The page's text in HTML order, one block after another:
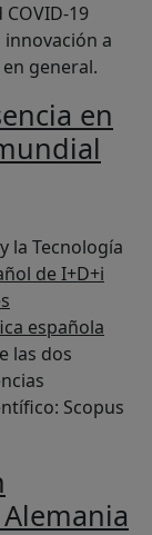
19
a
general.
en
la Tecnología
de I+D+i
española
las dos
Scopus